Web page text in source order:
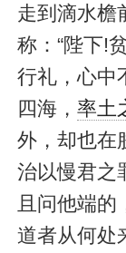
走到滴水檐
称：“陛下!
行礼，心中
四海， 率土
外，却也在
治以慢君之
且问他端的
道者从何处